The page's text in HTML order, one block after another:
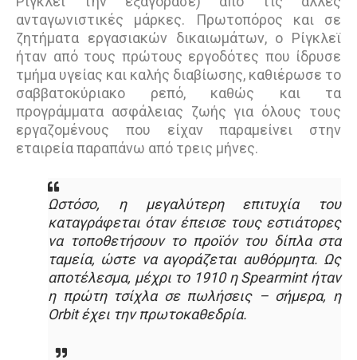
ανταγωνιστικές µάρκες. Πρωτοπόρος και σε
ζητήματα εργασιακών δικαιωμάτων, ο Ρίγκλεϊ
ήταν από τους πρώτους εργοδότες που ίδρυσε
τμήμα υγείας και καλής διαβίωσης, καθιέρωσε το
σαββατοκύριακο ρεπό, καθώς και τα
προγράμματα ασφάλειας ζωής για όλους τους
εργαζομένους που είχαν παραμείνει στην
εταιρεία παραπάνω από τρεις μήνες.
Ωστόσο, η µεγαλύτερη επιτυχία του
καταγράφεται όταν έπεισε τους εστιάτορες
να τοποθετήσουν το προϊόν του δίπλα στα
ταµεία, ώστε να αγοράζεται αυθόρµητα. Ως
αποτέλεσµα, µέχρι το 1910 η Spearmint ήταν
η πρώτη τσίχλα σε πωλήσεις – σήμερα, η
Orbit έχει την πρωτοκαθεδρία.